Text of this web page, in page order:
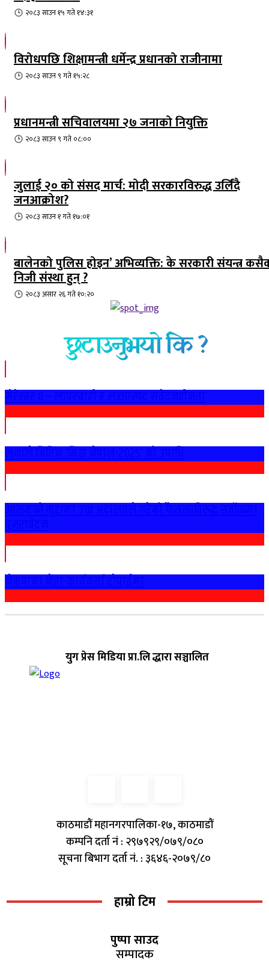
२०८३ साउन १५ गते १४:३१
विरोधपछि शिक्षामन्त्री धर्मेन्द्र प्रधानको राजीनामा
२०८३ साउन ९ गते १५:२८
प्रधानमन्त्री सचिवालयमा २७ जनाको नियुक्ति
२०८३ साउन ९ गते ०८:००
जुलाई २० को संसद मार्च: मोदी सरकारविरुद्ध उर्लिंदै
जनआक्रोश?
२०८३ साउन १ गते १७:०१
बालेनको पुलिस होइन’ अभिव्यक्ति: के सरकारी संयन्त्र
निजी संस्था हुन् ?
२०८३ असार २६ गते १०:२०
छुटाउनुभयो कि ?
युग प्रेस मिडिया प्रा.लि द्धारा सञ्चालित
काठमाडौं महानगरपालिका-१७, काठमाडौं
कम्पनि दर्ता नं : २९७९२९/०७९/०८०
सूचना बिभाग दर्ता नं. : ३६४६-२०७९/८०
हाम्रो टिम
पुष्पा साउद
सम्पादक